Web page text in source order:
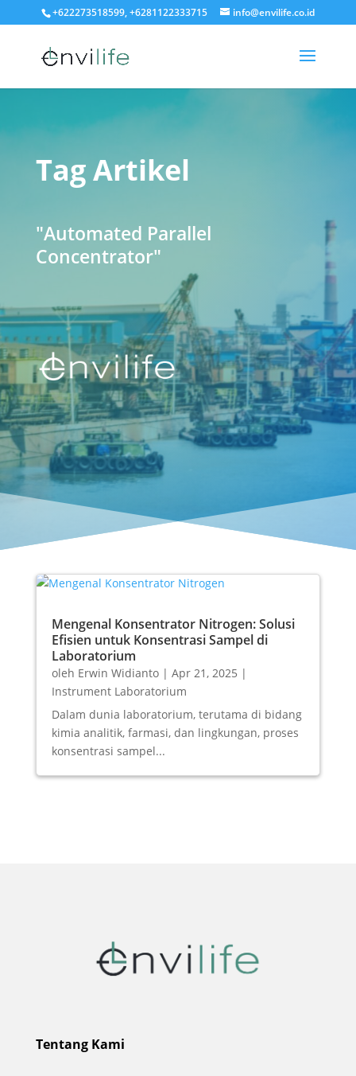
+622273518599, +6281122333715 info@envilife.co.id
Tag Artikel
"Automated Parallel
Concentrator"
Mengenal Konsentrator Nitrogen: Solusi
Efisien untuk Konsentrasi Sampel di
Laboratorium
oleh Erwin Widianto| Apr 21, 2025 |
Instrument Laboratorium
Dalam dunia laboratorium, terutama di bidang
kimia analitik, farmasi, dan lingkungan, proses
konsentrasi sampel...
Tentang Kami